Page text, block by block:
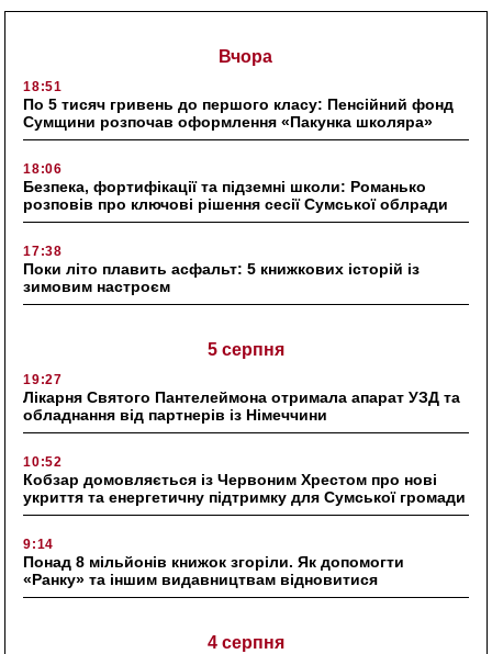
Вчора
18:51
По 5 тисяч гривень до першого класу: Пенсійний фонд
Сумщини розпочав оформлення «Пакунка школяра»
18:06
Безпека, фортифікації та підземні школи: Романько
розповів про ключові рішення сесії Сумської облради
17:38
Поки літо плавить асфальт: 5 книжкових історій із
зимовим настроєм
5 серпня
19:27
Лікарня Святого Пантелеймона отримала апарат УЗД та
обладнання від партнерів із Німеччини
10:52
Кобзар домовляється із Червоним Хрестом про нові
укриття та енергетичну підтримку для Сумської громади
9:14
Понад 8 мільйонів книжок згоріли. Як допомогти
«Ранку» та іншим видавництвам відновитися
4 серпня